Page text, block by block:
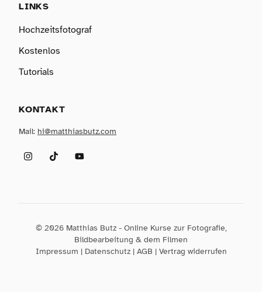
LINKS
Hochzeitsfotograf
Kostenlos
Tutorials
KONTAKT
Mail: hi@matthiasbutz.com
InstagramTikTokYouTube
© 2026 Matthias Butz - Online Kurse zur Fotografie,
Bildbearbeitung & dem Filmen
Impressum | Datenschutz| AGB | Vertrag widerrufen